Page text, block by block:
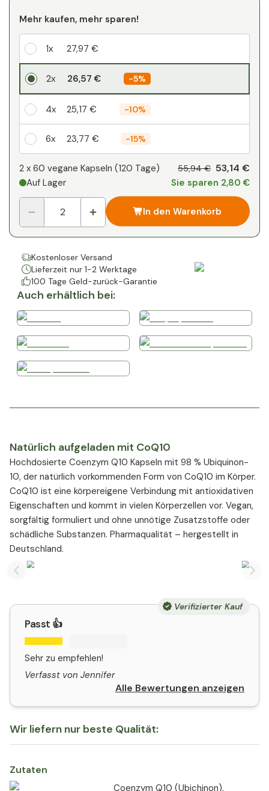
Mehr kaufen, mehr sparen!
1x 27,97 €
2x 26,57 € -5%
4x 25,17 € -10%
6x 23,77 € -15%
Ihr persönlicher Rabatt
2x -%
2 x 60 vegane Kapseln (120 Tage)
Auf Lager
55,94 € 53,14 €
Sie sparen 2,80 €
In den Warenkorb
Kostenloser Versand
Lieferzeit nur 1-2 Werktage
100 Tage Geld-zurück-Garantie
Auch erhältlich bei:
Natürlich aufgeladen mit CoQ10
Hochdosierte Coenzym Q10 Kapseln mit 98 % Ubiquinon-
10, der natürlich vorkommenden Form von CoQ10 im Körper.
CoQ10 ist eine körpereigene Verbindung mit antioxidativen
Eigenschaften und kommt in vielen Körperzellen vor. Vegan,
sorgfältig formuliert und ohne unnötige Zusatzstoffe oder
schädliche Substanzen. Pharmaqualität – hergestellt in
Deutschland.
Previous slide
Verifizierter Kauf
Passt 👍
Sehr zu empfehlen!
Verfasst von Jennifer
Alle Bewertungen anzeigen
Wir liefern nur beste Qualität:
Zutaten
Coenzym Q10 (Ubichinon),